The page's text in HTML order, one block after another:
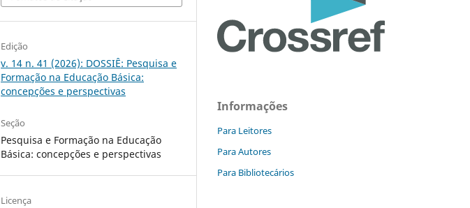
Edição
v. 14 n. 41 (2026): DOSSIÊ: Pesquisa e
Formação na Educação Básica:
concepções e perspectivas
Seção
Pesquisa e Formação na Educação
Básica: concepções e perspectivas
Licença
Informações
Para Leitores
Para Autores
Para Bibliotecários